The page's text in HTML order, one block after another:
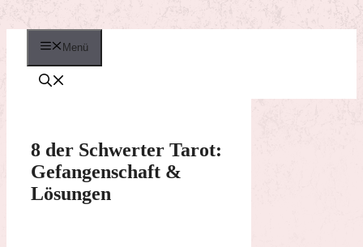
Menü
8 der Schwerter Tarot:
Gefangenschaft &
Lösungen